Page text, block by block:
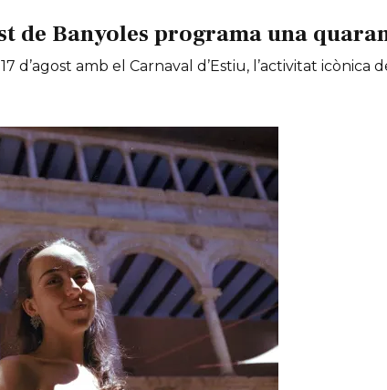
de Banyoles programa una
17 d’agost amb el Carnaval d’Estiu, l’activitat